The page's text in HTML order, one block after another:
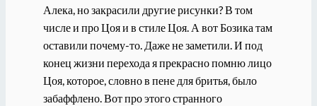
Алека, но закрасили другие рисунки? В том
числе и про Цоя и в стиле Цоя. А вот Бозика там
оставили почему-то. Даже не заметили. И под
конец жизни перехода я прекрасно помню лицо
Цоя, которое, словно в пене для бритья, было
забаффлено. Вот про этого странного